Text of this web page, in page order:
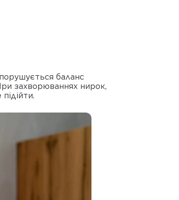
баланс
захворюваннях нирок,